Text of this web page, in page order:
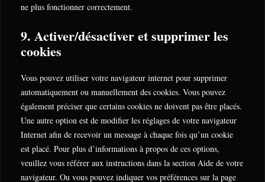
ne plus fonctionner correctement.
9. Activer/désactiver et supprimer les
cookies
Vous pouvez utiliser votre navigateur internet pour supprimer
automatiquement ou manuellement des cookies. Vous pouvez
également préciser que certains cookies ne doivent pas être placés.
Une autre option est de modifier les réglages de votre navigateur
Internet afin de recevoir un message à chaque fois qu’un cookie
est placé. Pour plus d’informations à propos de ces options,
veuillez vous référer aux instructions dans la section Aide de votre
navigateur. Ou vous pouvez indiquer vos préférences sur la page